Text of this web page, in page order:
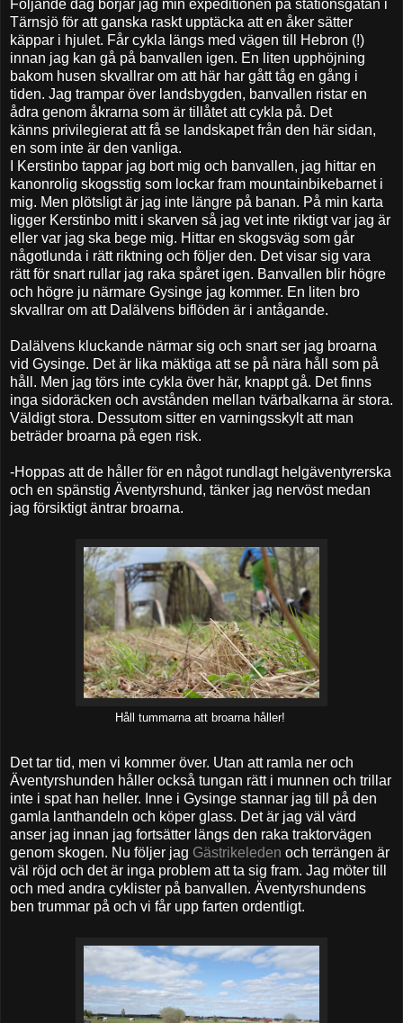
Följande dag börjar jag min expeditionen på stationsgatan i
Tärnsjö för att ganska raskt upptäcka att en åker sätter
käppar i hjulet. Får cykla längs med vägen till Hebron (!)
innan jag kan gå på banvallen igen. En liten upphöjning
bakom husen skvallrar om att här har gått tåg en gång i
tiden. Jag trampar över landsbygden, banvallen ristar en
ådra genom åkrarna som är tillåtet att cykla på. Det
känns privilegierat att få se landskapet från den här sidan,
en som inte är den vanliga.
I Kerstinbo tappar jag bort mig och banvallen, jag hittar en
kanonrolig skogsstig som lockar fram mountainbikebarnet i
mig. Men plötsligt är jag inte längre på banan. På min karta
ligger Kerstinbo mitt i skarven så jag vet inte riktigt var jag är
eller var jag ska bege mig. Hittar en skogsväg som går
någotlunda i rätt riktning och följer den. Det visar sig vara
rätt för snart rullar jag raka spåret igen. Banvallen blir högre
och högre ju närmare Gysinge jag kommer. En liten bro
skvallrar om att Dalälvens biflöden är i antågande.
Dalälvens kluckande närmar sig och snart ser jag broarna
vid Gysinge. Det är lika mäktiga att se på nära håll som på
håll. Men jag törs inte cykla över här, knappt gå. Det finns
inga sidoräcken och avstånden mellan tvärbalkarna är stora.
Väldigt stora. Dessutom sitter en varningsskylt att man
beträder broarna på egen risk.
-Hoppas att de håller för en något rundlagt helgäventyrerska
och en spänstig Äventyrshund, tänker jag nervöst medan
jag försiktigt äntrar broarna.
Håll tummarna att broarna håller!
Det tar tid, men vi kommer över. Utan att ramla ner och
Äventyrshunden håller också tungan rätt i munnen och trillar
inte i spat han heller. Inne i Gysinge stannar jag till på den
gamla lanthandeln och köper glass. Det är jag väl värd
anser jag innan jag fortsätter längs den raka traktorvägen
genom skogen. Nu följer jag Gästrikeleden och terrängen är
väl röjd och det är inga problem att ta sig fram. Jag möter till
och med andra cyklister på banvallen. Äventyrshundens
ben trummar på och vi får upp farten ordentligt.